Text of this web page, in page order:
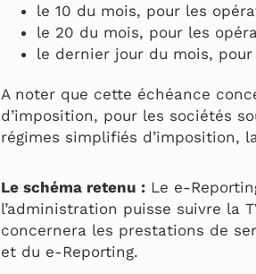
le 10 du mois, pour les
le 20 du mois, pour les
le dernier jour du mois,
A noter que cette échéance
d’imposition, pour les sociétés
régimes simplifiés d’imposition,
Le schéma retenu : Le e-
l’administration puisse suivre la
concernera les prestations de
et du e-Reporting.